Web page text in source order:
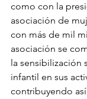
como con la
asociación de
con más de mil
asociación se
la
infantil en sus
contribuyendo